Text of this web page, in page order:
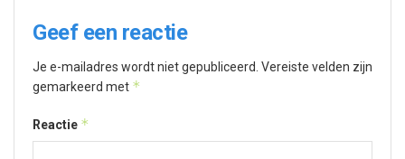
Geef een reactie
Je e-mailadres wordt niet gepubliceerd. Vereiste velden zijn
gemarkeerd met *
Reactie *